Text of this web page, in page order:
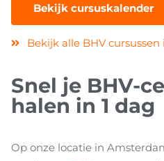
Bekijk cursuskalender
Bekijk alle BHV
Snel je BHV-
halen in 1 dag
Op onze locatie in